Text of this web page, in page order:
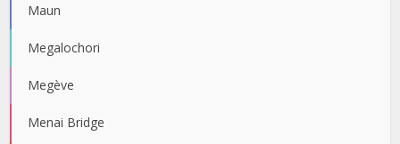
Maun
Megalochori
Megève
Menai Bridge